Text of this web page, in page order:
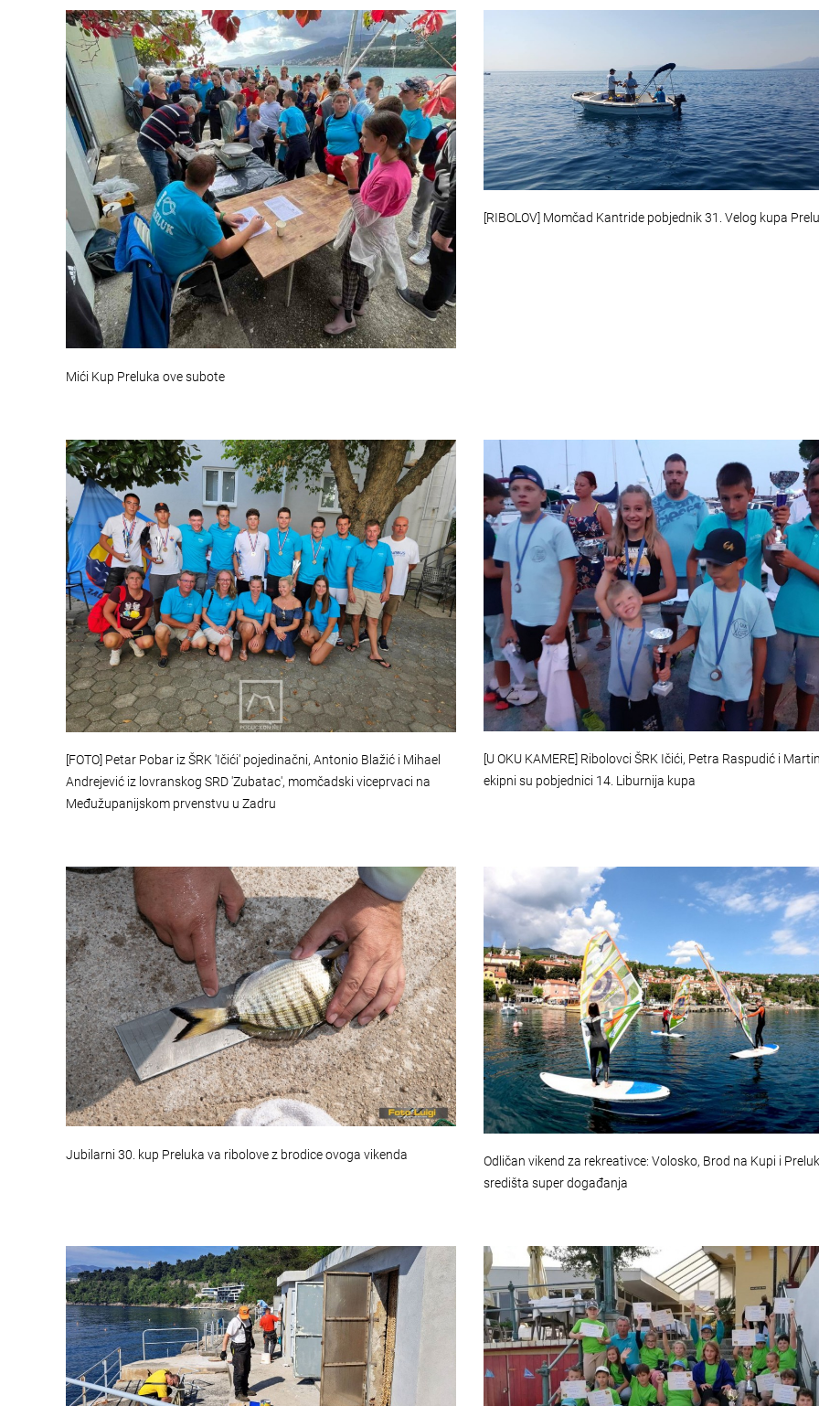
Mići Kup Preluka ove subote
[RIBOLOV] Momčad Kantride pobjednik 31. Velog kupa
[FOTO] Petar Pobar iz ŠRK 'Ičići' pojedinačni, Antonio Blažić i Mihael
Andrejević iz lovranskog SRD 'Zubatac', momčadski viceprvaci na
Međužupanijskom prvenstvu u Zadru
[U OKU KAMERE] Ribolovci ŠRK Ičići, Petra Raspudić i
ekipni su pobjednici 14. Liburnija kupa
Jubilarni 30. kup Preluka va ribolove z brodice ovoga vikenda
Odličan vikend za rekreativce: Volosko, Brod na Kupi i
središta super događanja